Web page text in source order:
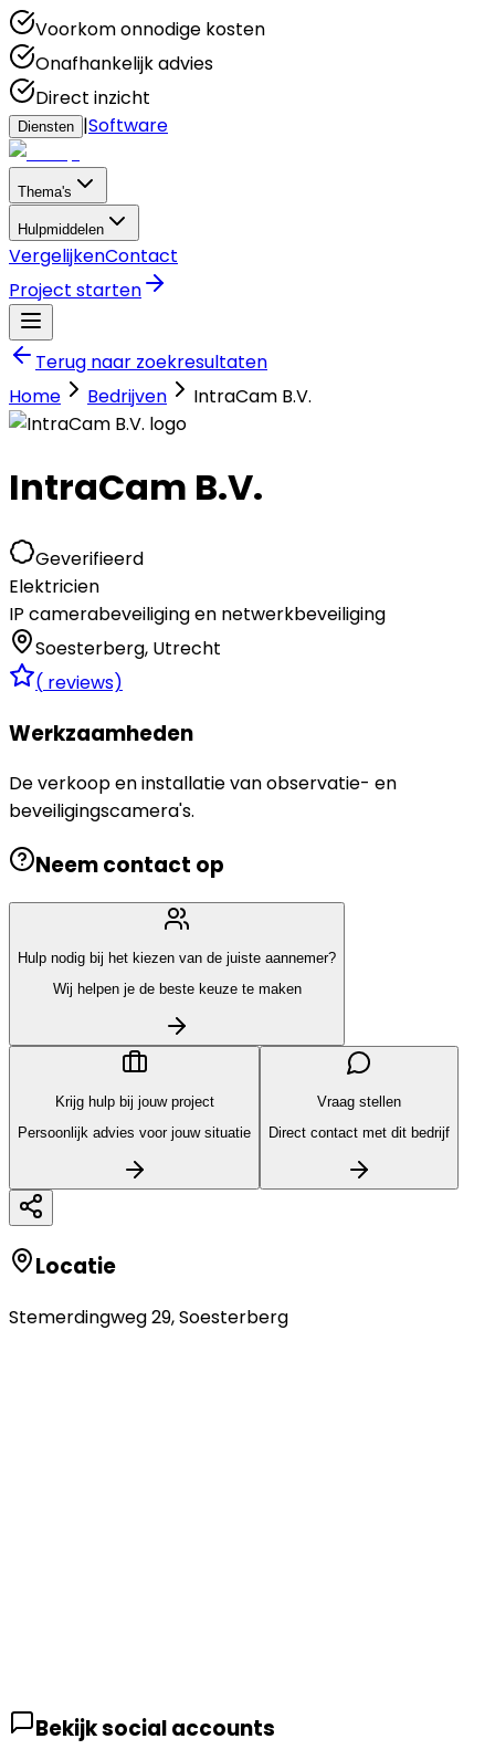
Voorkom onnodige kosten
Onafhankelijk advies
Direct inzicht
Diensten |Software
Thema's
Hulpmiddelen
VergelijkenContact
Project starten
Terug naar zoekresultaten
Home
Bedrijven IntraCam B.V.
IntraCam B.V.
Geverifieerd
Elektricien
IP camerabeveiliging en netwerkbeveiliging
Soesterberg, Utrecht
( reviews)
Werkzaamheden
De verkoop en installatie van observatie- en
beveiligingscamera's.
Neem contact op
Hulp nodig bij het kiezen van de juiste aannemer?
Wij helpen je de beste keuze te maken
Krijg hulp bij jouw project
Persoonlijk advies voor jouw situatie
Vraag stellen
Direct contact met dit bedrijf
Locatie
Stemerdingweg 29,Soesterberg
Bekijk social accounts